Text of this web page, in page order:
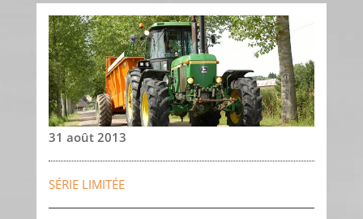
31 août 2013
SÉRIE LIMITÉE